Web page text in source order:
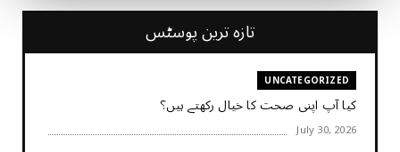
تازہ ترین پوسٹس
UNCATEGORIZED
کیا آپ اپنی صحت کا خیال رکھتے ہیں؟
July 30, 2026